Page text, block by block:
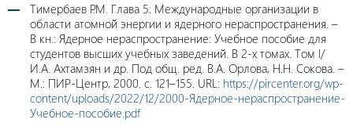
Тимербаев Р.М. Глава 5. Международные организации в
области атомной энергии и ядерного нераспространения. –
В кн.: Ядерное нераспространение: Учебное пособие для
студентов высших учебных заведений. В 2-х томах. Том I/
И.А. Ахтамзян и др. Под общ. ред. В.А. Орлова, Н.Н. Сокова. –
М.: ПИР-Центр, 2000. с. 121–155. URL: https://pircenter.org/wp-
content/uploads/2022/12/2000-Ядерное-нераспространение-
Учебное-пособие.pdf